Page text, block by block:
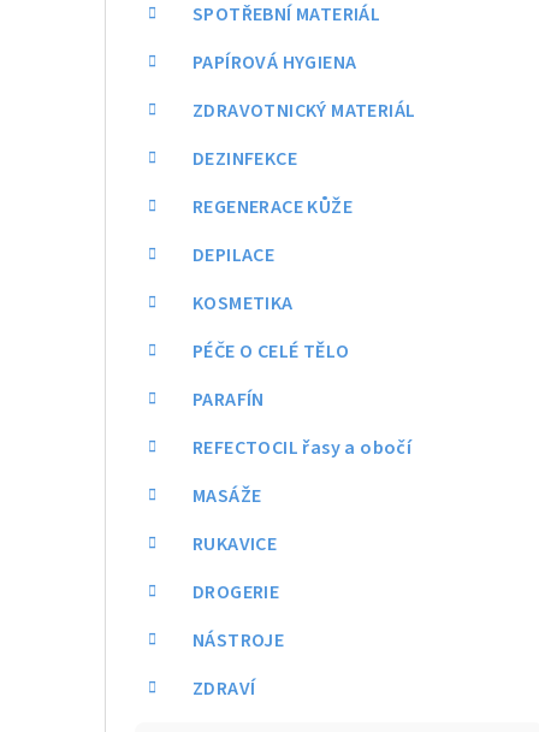
SPOTŘEBNÍ MATERIÁL
PAPÍROVÁ HYGIENA
ZDRAVOTNICKÝ MATERIÁL
DEZINFEKCE
REGENERACE KŮŽE
DEPILACE
KOSMETIKA
PÉČE O CELÉ TĚLO
PARAFÍN
REFECTOCIL řasy a obočí
MASÁŽE
RUKAVICE
DROGERIE
NÁSTROJE
ZDRAVÍ